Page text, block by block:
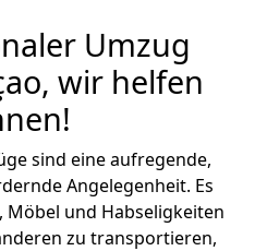
Umzug
wir helfen
!
sind eine aufregende,
Angelegenheit. Es
und Habseligkeiten
zu transportieren,